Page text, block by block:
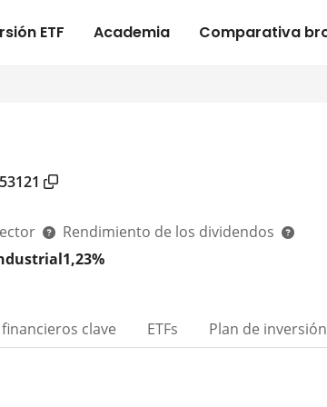
Rendimiento de los dividendos
1,23%
clave ETFs Plan de inversión